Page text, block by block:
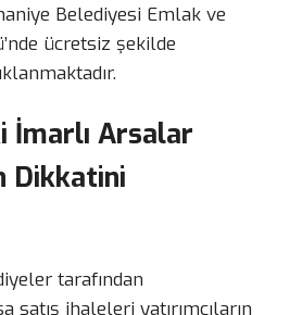
Belediyesi Emlak ve
ücretsiz şekilde
İmarlı Arsalar
Dikkatini
tarafından
ihaleleri yatırımcıların